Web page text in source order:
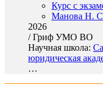
Курс с
Манова Н.
2026
/Гриф УМО ВО
Научная школа:
юридическая
…